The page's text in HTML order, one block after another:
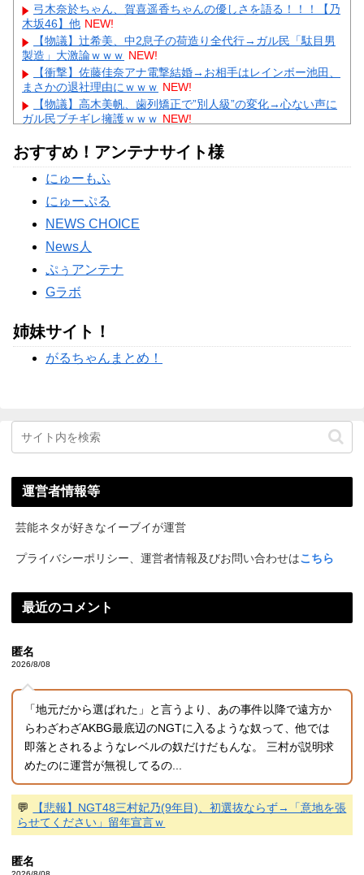
弓木奈於ちゃん、賀喜遥香ちゃんの優しさを語る！！！【乃
木坂46】他 NEW!
【物議】辻希美、中2息子の荷造り全代行→ガル民「駄目男
製造」大激論ｗｗｗ NEW!
【衝撃】佐藤佳奈アナ電撃結婚→お相手はレインボー池田、
まさかの退社理由にｗｗｗ NEW!
【物議】高木美帆、歯列矯正で”別人級”の変化→心ない声に
ガル民ブチギレ擁護ｗｗｗ NEW!
女性にガル民総ツッコミｗｗｗ
【物議】水川かたまりの授乳姿に“子育て警察”出動→ガル民
「私も足組んでた」大合唱ｗｗｗ
Powered by livedoor 相互RSS
おすすめ！アンテナサイト様
にゅーもふ
にゅーぷる
NEWS CHOICE
News人
ぷぅアンテナ
Gラボ
姉妹サイト！
がるちゃんまとめ！
運営者情報等
芸能ネタが好きなイーブイが運営
プライバシーポリシー、運営者情報及びお問い合わせはこちら
最近のコメント
匿名
2026/8/08
「地元だから選ばれた」と言うより、あの事件以降で遠方か
らわざわざAKBG最底辺のNGTに入るような奴って、他では
即落とされるようなレベルの奴だけだもんな。 三村が説明求
めたのに運営が無視してるの...
💬
【悲報】NGT48三村妃乃(9年目)、初選抜ならず→「意地を張
らせてください」留年宣言ｗ
匿名